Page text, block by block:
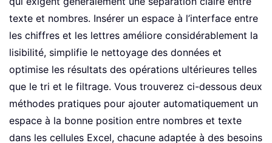
texte et nombres. Insérer un espace à l’interface entre
les chiffres et les lettres améliore considérablement la
lisibilité, simplifie le nettoyage des données et
optimise les résultats des opérations ultérieures telles
que le tri et le filtrage. Vous trouverez ci-dessous deux
méthodes pratiques pour ajouter automatiquement un
espace à la bonne position entre nombres et texte
dans les cellules Excel, chacune adaptée à des besoins